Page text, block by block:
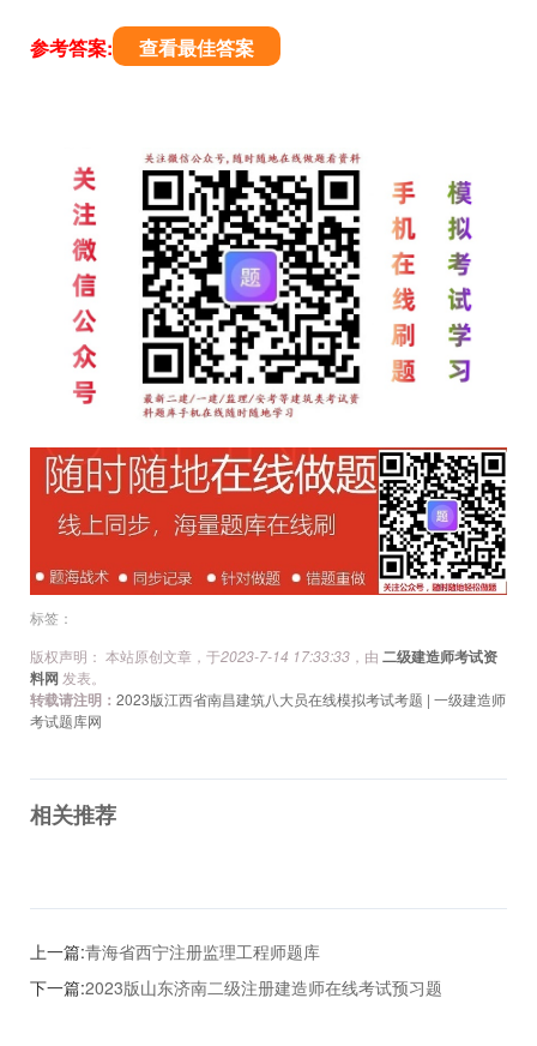
参考答案: 查看最佳答案
文
导
标签：
版权声明： 本站原创文章，于2023-7-14 17:33:33 ，由 二级建造师考试资
料网 发表。
转载请注明： 2023版江西省南昌建筑八大员在线模拟考试考题 | 一级建造师
考试题库网
相关推荐
上一篇:青海省西宁注册监理工程师题库
下一篇:2023版山东济南二级注册建造师在线考试预习题